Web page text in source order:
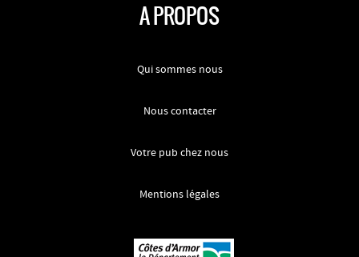
A PROPOS
Qui sommes nous
Nous contacter
Votre pub chez nous
Mentions légales